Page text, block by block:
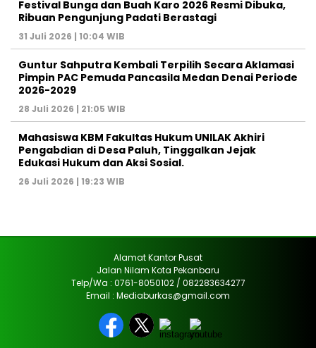
Festival Bunga dan Buah Karo 2026 Resmi Dibuka,
Ribuan Pengunjung Padati Berastagi
31 Juli 2026 | 10:04 WIB
Guntur Sahputra Kembali Terpilih Secara Aklamasi
Pimpin PAC Pemuda Pancasila Medan Denai Periode
2026-2029
28 Juli 2026 | 21:05 WIB
Mahasiswa KBM Fakultas Hukum UNILAK Akhiri
Pengabdian di Desa Paluh, Tinggalkan Jejak
Edukasi Hukum dan Aksi Sosial.
26 Juli 2026 | 19:23 WIB
Alamat Kantor Pusat
Jalan Nilam Kota Pekanbaru
Telp/Wa : 0761-8050102 / 082283634277
Email : Mediaburkas@gmail.com